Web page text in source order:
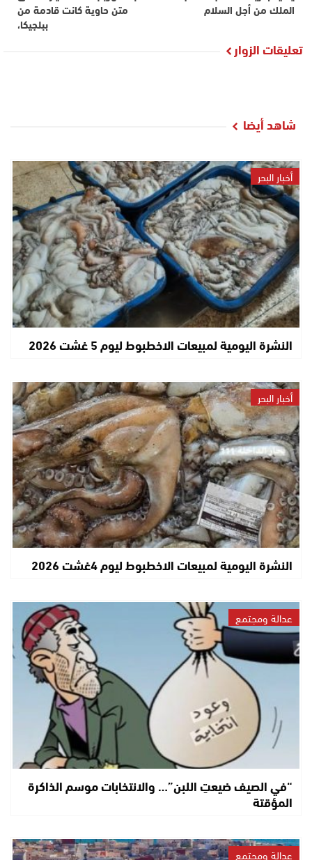
الملك من أجل السلام متن حاوية كانت قادمة من
ببلجيكا،
تعليقات الزوار
شاهد أيضا
أخبار البحر
النشرة اليومية لمبيعات الاخطبوط ليوم 5 غشت 2026
أخبار البحر
النشرة اليومية لمبيعات الاخطبوط ليوم 4غشت 2026
عدالة ومجتمع
“في الصيف ضيعتِ اللبن”… والانتخابات موسم الذاكرة
المؤقتة
عدالة ومجتمع